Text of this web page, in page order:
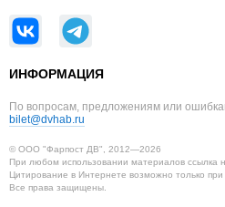
ИНФОРМАЦИЯ
По вопросам, предложениям или
bilet@dvhab.ru
© ООО "Фарпост ДВ", 2012—2026
При любом использовании материалов ссылка
Цитирование в Интернете возможно только при
Все права защищены.